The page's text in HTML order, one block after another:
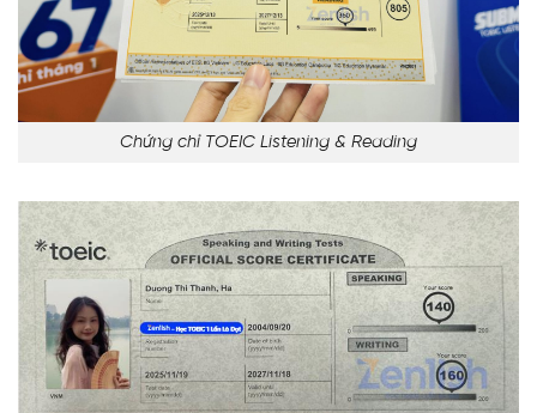
Chứng chỉ TOEIC Listening & Reading